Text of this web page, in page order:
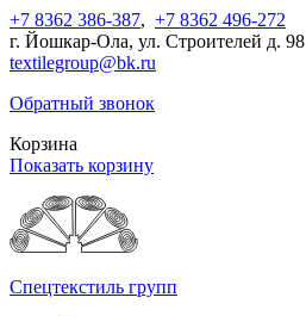
+7 8362 386-387, +7 8362 496-272
г. Йошкар-Ола, ул. Строителей д. 98
textilegroup@bk.ru
Обратный звонок
Корзина
Показать корзину
Спецтекстиль групп